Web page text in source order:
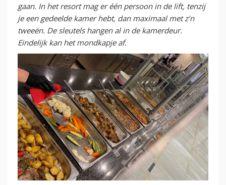
gaan. In het resort mag er één persoon in de lift, tenzij
je een gedeelde kamer hebt, dan maximaal met z’n
tweeën. De sleutels hangen al in de kamerdeur.
Eindelijk kan het mondkapje af.